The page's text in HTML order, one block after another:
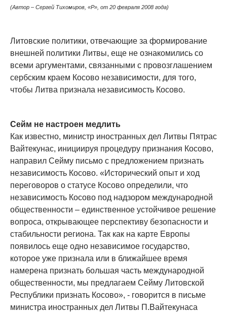
(Автор – Сергей Тихомиров, «Р», от 20 февраля 2008 года)
Литовские политики, отвечающие за формирование
внешней политики Литвы, еще не ознакомились со
всеми аргументами, связанными с провозглашением
сербским краем Косово независимости, для того,
чтобы Литва признала независимость Косово.
Сейм не настроен медлить
Как известно, министр иностранных дел Литвы Пятрас
Вайтекунас, инициируя процедуру признания Косово,
направил Сейму письмо с предложением признать
независимость Косово. «Исторический опыт и ход
переговоров о статусе Косово определили, что
независимость Косово под надзором международной
общественности – единственное устойчивое решение
вопроса, открывающее перспективу безопасности и
стабильности региона. Так как на карте Европы
появилось еще одно независимое государство,
которое уже признала или в ближайшее время
намерена признать большая часть международной
общественности, мы предлагаем Сейму Литовской
Республики признать Косово», - говорится в письме
министра иностранных дел Литвы П.Вайтекунаса